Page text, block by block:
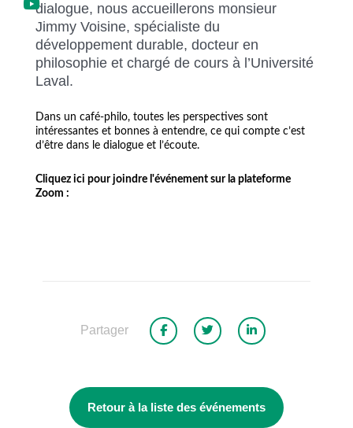
dialogue, nous accueillerons monsieur
Jimmy Voisine, spécialiste du
développement durable, docteur en
philosophie et chargé de cours à l’Université
Laval.
Dans un café-philo, toutes les perspectives sont
intéressantes et bonnes à entendre, ce qui compte c’est
d’être dans le dialogue et l’écoute.
Cliquez ici pour joindre l'événement sur la plateforme
Zoom :
Partager
Retour à la liste des événements